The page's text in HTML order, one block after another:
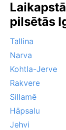
pievilcīgu.
no Somu līča,
ziemā var
raksturīgas,
laikam
kur laikapstākļi
pilsētās
Tallina
Narva
Kohtla-Jerve
Rakvere
Sillamē
Hāpsalu
Jehvi